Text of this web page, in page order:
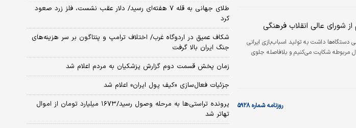
شورای عالی انقلاب فرهنگی
داشت به تولید اسباب‌بازی ایرانی
مربوطه شکایت می‌کنیم و بلافاصله جلوی
روزنامه شماره ۵۹۲۸
طلای جهانی به قله ۷ هفته‌ای رسید/ دلار عقب نشست، فلز زرد صعود
کرد
شکاف عمیق در اردوگاه غرب/ اختلاف ترامپ و پنتاگون بر سر هزینه‌های
جنگ ایران بالا گرفت
زمان پخش قسمت دوم گزارش پزشکیان به مردم اعلام شد
جزئیات فعال‌سازی «کیف پول ایران» اعلام شد
پرونده تراستی‌ها به مرحله وصول رسید/۱۶۷۳ میلیارد تومان از اموال
تهاتر شد